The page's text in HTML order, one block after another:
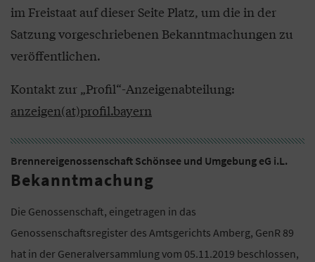
im Freistaat auf dieser Seite Platz, um die in der
Satzung vorgeschriebenen Bekanntmachungen zu
veröffentlichen.
Kontakt zur „Profil“-Anzeigenabteilung:
anzeigen(at)profil.bayern
Brennereigenossenschaft Schönsee und Umgebung eG i.L.
Bekanntmachung
Die Genossenschaft, eingetragen in das
Genossenschaftsregister des Amtsgerichts Amberg, GenR 89
hat in der Generalversammlung vom 05.11.2019 beschlossen,